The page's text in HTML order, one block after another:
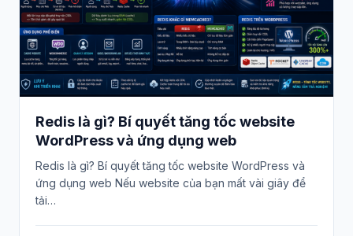
Redis là gì? Bí quyết tăng tốc website
WordPress và ứng dụng web
Redis là gì? Bí quyết tăng tốc website WordPress và
ứng dụng web Nếu website của bạn mất vài giây để
tải…